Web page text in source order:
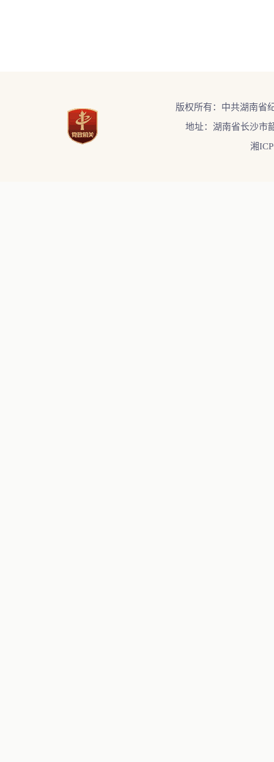
版权所有：中共湖南省
地址：湖南省长沙市
湘